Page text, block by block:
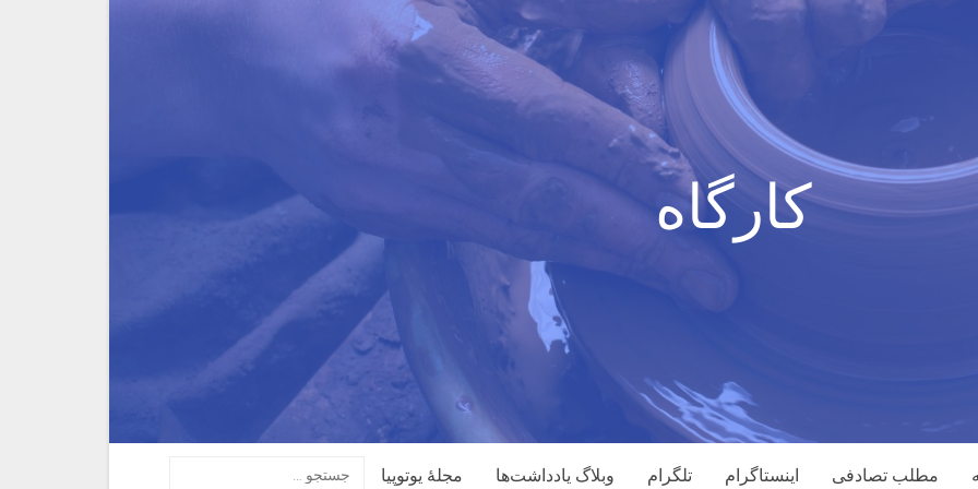
کارگاه
مجلهٔ یوتوپیا وبلاگ یادداشت‌ها تلگرام اینستاگرام مطلب تصادفی